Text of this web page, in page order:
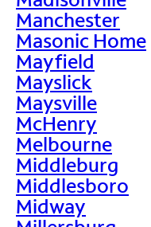
Manchester
Masonic Home
Mayfield
Mayslick
Maysville
McHenry
Melbourne
Middleburg
Middlesboro
Midway